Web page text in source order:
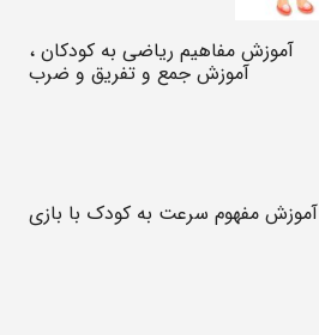
آموزش مفاهیم ریاضی به کودکان ،
آموزش جمع و تفریق و ضرب
آموزش مفهوم سرعت به کودک با بازی